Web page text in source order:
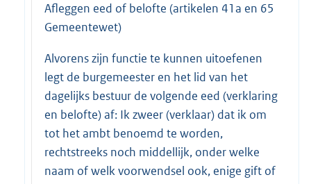
Afleggen eed of belofte (artikelen 41a en 65
Gemeentewet)
Alvorens zijn functie te kunnen uitoefenen
legt de burgemeester en het lid van het
dagelijks bestuur de volgende eed (verklaring
en belofte) af: Ik zweer (verklaar) dat ik om
tot het ambt benoemd te worden,
rechtstreeks noch middellijk, onder welke
naam of welk voorwendsel ook, enige gift of